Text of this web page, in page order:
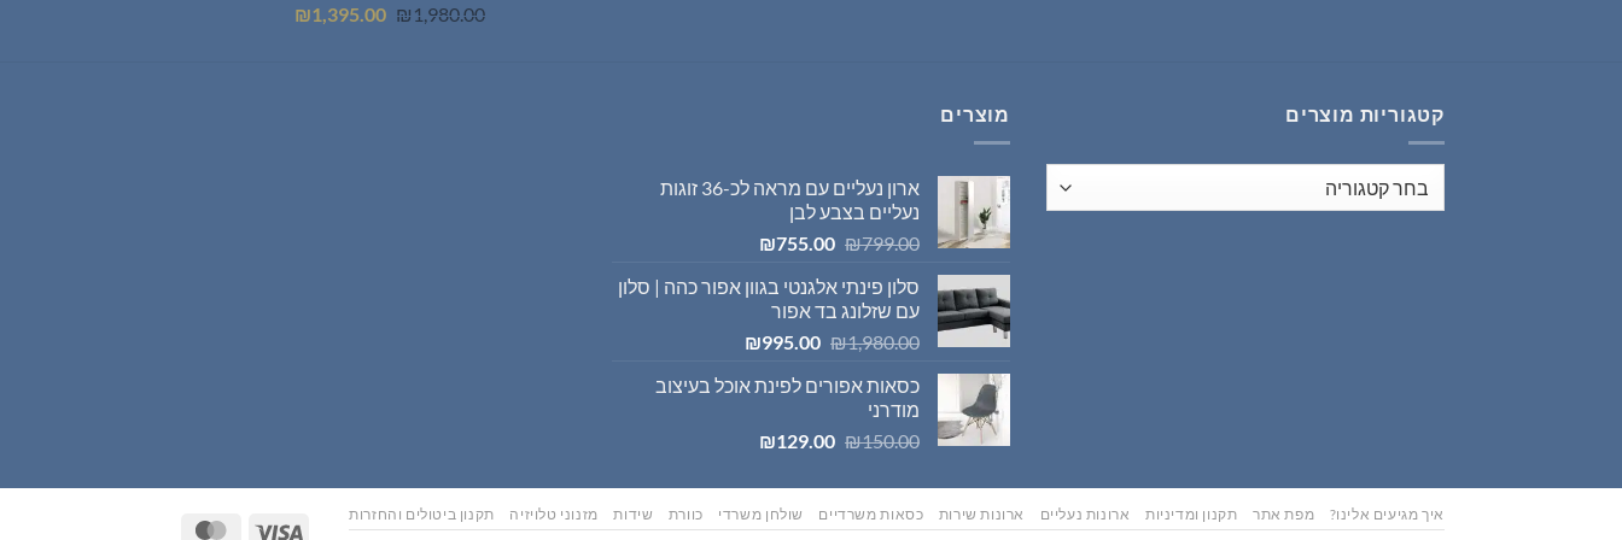
₪ 1,980.00
המחיר
₪1,395.00
המחיר
קטגוריות מוצרים
מוצרים
ארון נעליים עם מראה לכ-36 זוגות
נעליים בצבע לבן
₪799.00
המחיר
היה:
₪799.00.
₪755.00
המחיר
הוא:
סלון פינתי אלגנטי בגוון אפור כהה | סלון
עם שזלונג בד אפור
₪1,980.00
המחיר
היה:
₪995.00
המחיר
הוא:
כסאות אפורים לפינת אוכל בעיצוב
מודרני
₪150.00
המחיר
היה:
₪150.00.
₪129.00
המחיר
הוא:
₪129.00.
Visa
איך מגיעים אלינו? מפת אתר תקנון ומדיניות ארונות נעליים ארונות שירות כסאות משרדיים שולחן משרדי כוורת שידות מזנוני טלויזיה תקנון ביטולים והחזרות